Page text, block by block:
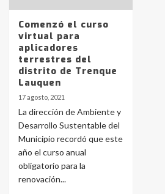
Comenzó el curso
virtual para
aplicadores
terrestres del
distrito de Trenque
Lauquen
17 agosto, 2021
La dirección de Ambiente y
Desarrollo Sustentable del
Municipio recordó que este
año el curso anual
obligatorio para la
renovación...
4
Accidente en Ruta
joven de Trenque
5
6
La Bolsa de
Blanca anticipa
con lluvias y